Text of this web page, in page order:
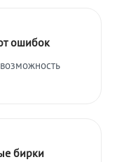
ошибок
бирки